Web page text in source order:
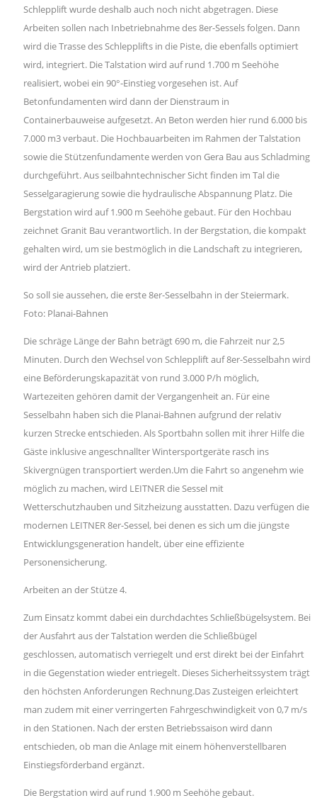
Schlepplift wurde deshalb auch noch nicht abgetragen. Diese
Arbeiten sollen nach Inbetriebnahme des 8er-Sessels folgen. Dann
wird die Trasse des Schlepplifts in die Piste, die ebenfalls optimiert
wird, integriert. Die Talstation wird auf rund 1.700 m Seehöhe
realisiert, wobei ein 90°-Einstieg vorgesehen ist. Auf
Betonfundamenten wird dann der Dienstraum in
Containerbauweise aufgesetzt. An Beton werden hier rund 6.000 bis
7.000 m3 verbaut. Die Hochbauarbeiten im Rahmen der Talstation
sowie die Stützenfundamente werden von Gera Bau aus Schladming
durchgeführt. Aus seilbahntechnischer Sicht finden im Tal die
Sesselgaragierung sowie die hydraulische Abspannung Platz. Die
Bergstation wird auf 1.900 m Seehöhe gebaut. Für den Hochbau
zeichnet Granit Bau verantwortlich. In der Bergstation, die kompakt
gehalten wird, um sie bestmöglich in die Landschaft zu integrieren,
wird der Antrieb platziert.
So soll sie aussehen, die erste 8er-Sesselbahn in der Steiermark.
Foto: Planai-Bahnen
Die schräge Länge der Bahn beträgt 690 m, die Fahrzeit nur 2,5
Minuten. Durch den Wechsel von Schlepplift auf 8er-Sesselbahn wird
eine Beförderungskapazität von rund 3.000 P/h möglich,
Wartezeiten gehören damit der Vergangenheit an. Für eine
Sesselbahn haben sich die Planai-Bahnen aufgrund der relativ
kurzen Strecke entschieden. Als Sportbahn sollen mit ihrer Hilfe die
Gäste inklusive angeschnallter Wintersportgeräte rasch ins
Skivergnügen transportiert werden.Um die Fahrt so angenehm wie
möglich zu machen, wird LEITNER die Sessel mit
Wetterschutzhauben und Sitzheizung ausstatten. Dazu verfügen die
modernen LEITNER 8er-Sessel, bei denen es sich um die jüngste
Entwicklungsgeneration handelt, über eine effiziente
Personensicherung.
Arbeiten an der Stütze 4.
Zum Einsatz kommt dabei ein durchdachtes Schließbügelsystem. Bei
der Ausfahrt aus der Talstation werden die Schließbügel
geschlossen, automatisch verriegelt und erst direkt bei der Einfahrt
in die Gegenstation wieder entriegelt. Dieses Sicherheitssystem trägt
den höchsten Anforderungen Rechnung.Das Zusteigen erleichtert
man zudem mit einer verringerten Fahrgeschwindigkeit von 0,7 m/s
in den Stationen. Nach der ersten Betriebssaison wird dann
entschieden, ob man die Anlage mit einem höhenverstellbaren
Einstiegsförderband ergänzt.
Die Bergstation wird auf rund 1.900 m Seehöhe gebaut.